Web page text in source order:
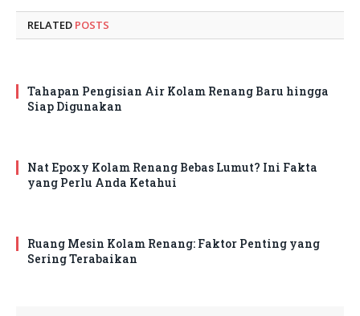
RELATED POSTS
Tahapan Pengisian Air Kolam Renang Baru hingga
Siap Digunakan
Nat Epoxy Kolam Renang Bebas Lumut? Ini Fakta
yang Perlu Anda Ketahui
Ruang Mesin Kolam Renang: Faktor Penting yang
Sering Terabaikan